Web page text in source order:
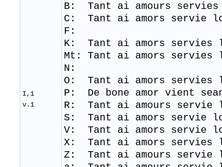
I,1
v.1
B: Tant ai amours servies
C: Tant ai amors servie
F:
K: Tant ai amors servies
Mt: Tant ai amors servies
N:
O: Tant ai amors servies
P: De bone amor vient
R: Tant ai amours servie
​S: Tant ai amors servie
​V: Tant ai amors servie
X: Tant ai amors servies
Z: Tant ai amours servie